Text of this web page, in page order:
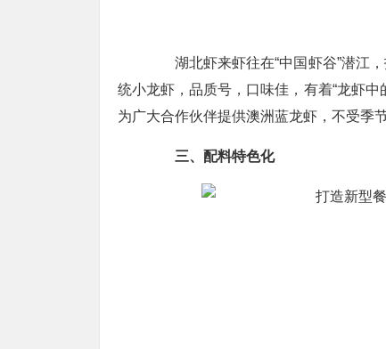
湖北虾来虾往在“中国虾谷”潜江，
统小龙虾，品质号，口味佳，有着“龙虾
为广大合作伙伴提供澳洲蓝龙虾，不受季
三、配料特色化